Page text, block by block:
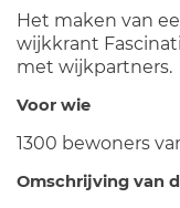
Het maken van
wijkkrant
met wijkpartners.
Voor wie
1300 bewoners
Omschrijving van